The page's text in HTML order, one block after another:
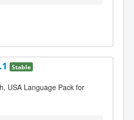
Stable
USA Language Pack for